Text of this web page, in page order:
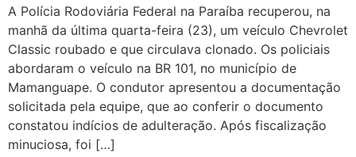
A Polícia Rodoviária Federal na Paraíba recuperou, na
manhã da última quarta-feira (23), um veículo Chevrolet
Classic roubado e que circulava clonado. Os policiais
abordaram o veículo na BR 101, no município de
Mamanguape. O condutor apresentou a documentação
solicitada pela equipe, que ao conferir o documento
constatou indícios de adulteração. Após fiscalização
minuciosa, foi […]